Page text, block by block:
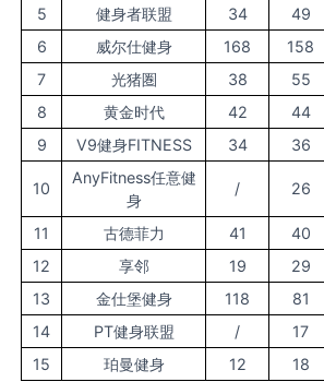
5
健身者联盟 34 49
6
威尔仕健身 168 158
7
光猪圏 38 55
8
黄金时代 42 44
9
V9健身FITNESS 34 36
10
AnyFitness任意健
身
/ 26
11 古德菲力 41 40
12
享邻 19 29
13
金仕堡健身 118 81
14
PT健身联盟 / 17
15
珀曼健身 12 18